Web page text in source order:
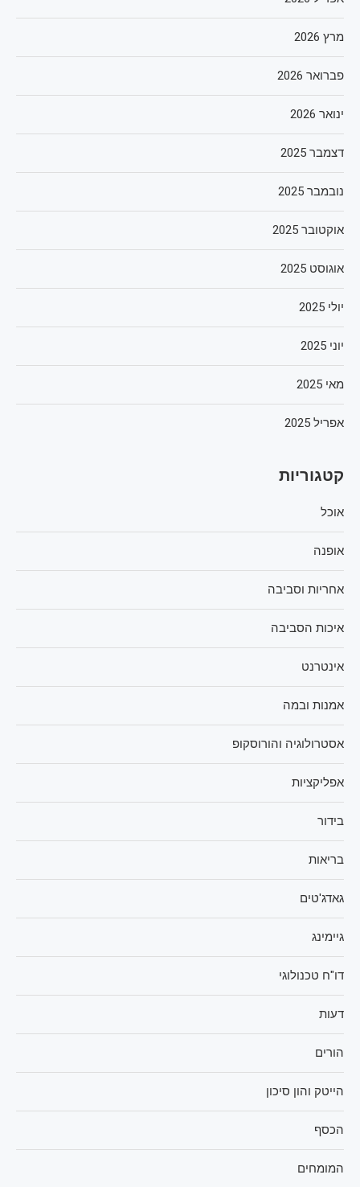
מרץ 2026
פברואר 2026
ינואר 2026
דצמבר 2025
נובמבר 2025
אוקטובר 2025
אוגוסט 2025
יולי 2025
יוני 2025
מאי 2025
אפריל 2025
קטגוריות
אוכל
אופנה
אחריות וסביבה
איכות הסביבה
אינטרנט
אמנות ובמה
אסטרולוגיה והורוסקופ
אפליקציות
בידור
בריאות
גאדג'טים
גיימינג
דו"ח טכנולוגי
דעות
הורים
הייטק והון סיכון
הכסף
המומחים